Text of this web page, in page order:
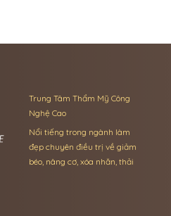
Trung Tâm Thẩm Mỹ Công
Nghệ Cao
Nổi tiếng trong ngành làm
đẹp chuyên điều trị về giảm
béo, nâng cơ, xóa nhăn, thải